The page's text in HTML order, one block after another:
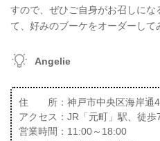
すので、ぜひご自身がお召しに
て、好みのブーケをオーダーして
Angelie
住 所：神戸市中央区海岸通
アクセス：JR「元町」駅、徒歩
営業時間：11:00～18:00